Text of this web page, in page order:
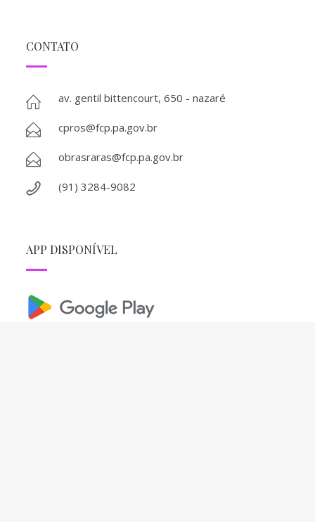
CONTATO
av. gentil bittencourt, 650 - nazaré
cpros@fcp.pa.gov.br
obrasraras@fcp.pa.gov.br
(91) 3284-9082
APP DISPONÍVEL